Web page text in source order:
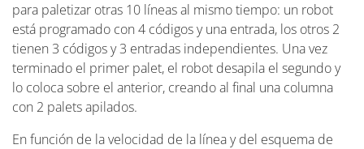
para paletizar otras 10 líneas al mismo tiempo: un robot
está programado con 4 códigos y una entrada, los otros 2
tienen 3 códigos y 3 entradas independientes. Una vez
terminado el primer palet, el robot desapila el segundo y
lo coloca sobre el anterior, creando al final una columna
con 2 palets apilados.
En función de la velocidad de la línea y del esquema de